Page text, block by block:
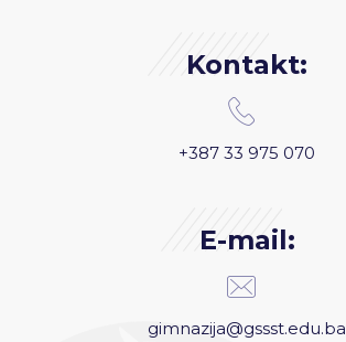
Kontakt:
+387 33 975 070
E-mail:
gimnazija@gssst.edu.ba